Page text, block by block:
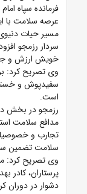
فرمانده سپاه
عرصه سلامت با
مسیر حیات
سردار رزمجو
خویش ارزش و
وی تصریح کرد:
سفیدپوش و
است.
رزمجو در بخش
مدافع سلامت
تجارب و
سلامت تضمین
وی تصریح کرد:
پرستاران، کادر
دشوار در دوران